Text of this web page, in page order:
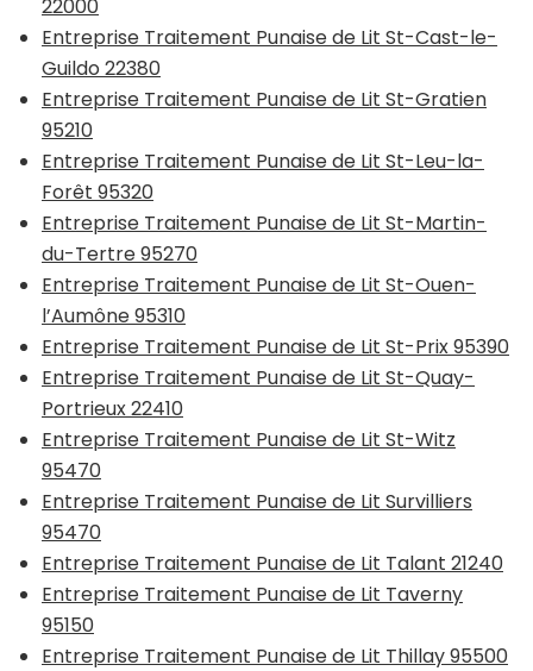
22000
Entreprise Traitement Punaise de Lit St-Cast-le-
Guildo 22380
Entreprise Traitement Punaise de Lit St-Gratien
95210
Entreprise Traitement Punaise de Lit St-Leu-la-
Forêt 95320
Entreprise Traitement Punaise de Lit St-Martin-
du-Tertre 95270
Entreprise Traitement Punaise de Lit St-Ouen-
l’Aumône 95310
Entreprise Traitement Punaise de Lit St-Prix 95390
Entreprise Traitement Punaise de Lit St-Quay-
Portrieux 22410
Entreprise Traitement Punaise de Lit St-Witz
95470
Entreprise Traitement Punaise de Lit Survilliers
95470
Entreprise Traitement Punaise de Lit Talant 21240
Entreprise Traitement Punaise de Lit Taverny
95150
Entreprise Traitement Punaise de Lit Thillay 95500